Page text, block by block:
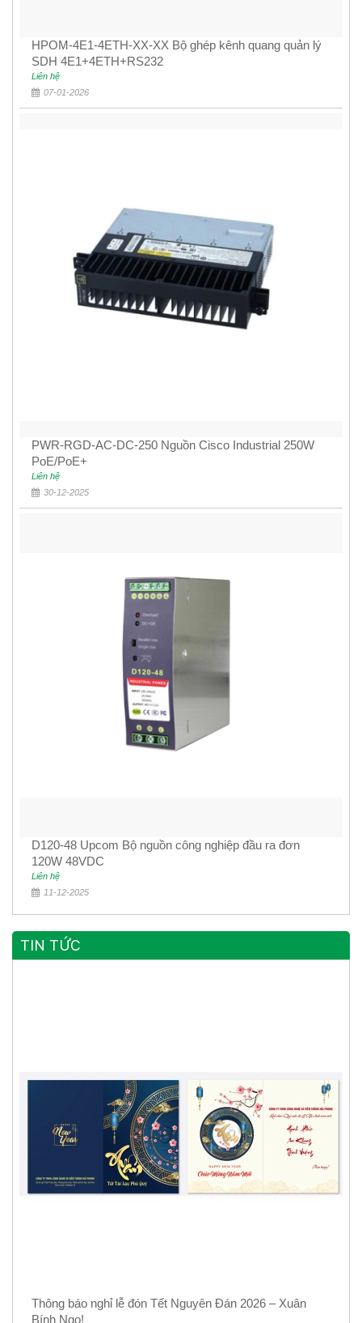
HPOM-4E1-4ETH-XX-XX Bộ ghép kênh quang quản lý
SDH 4E1+4ETH+RS232
Liên hệ
07-01-2026
PWR-RGD-AC-DC-250 Nguồn Cisco Industrial 250W
PoE/PoE+
Liên hệ
30-12-2025
D120-48 Upcom Bộ nguồn công nghiệp đầu ra đơn
120W 48VDC
Liên hệ
11-12-2025
TIN TỨC
Thông báo nghỉ lễ đón Tết Nguyên Đán 2026 – Xuân
Bính Ngọ!